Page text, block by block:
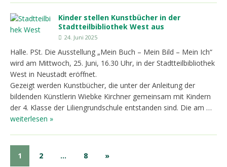
Kinder stellen Kunstbücher in der
Stadtteilbibliothek West aus
24. Juni 2025
Halle. PSt. Die Ausstellung „Mein Buch – Mein Bild – Mein Ich“
wird am Mittwoch, 25. Juni, 16.30 Uhr, in der Stadtteilbibliothek
West in Neustadt eröffnet.
Gezeigt werden Kunstbücher, die unter der Anleitung der
bildenden Künstlerin Wiebke Kirchner gemeinsam mit Kindern
der 4. Klasse der Liliengrundschule entstanden sind. Die am …
weiterlesen »
1 2 … 8 »